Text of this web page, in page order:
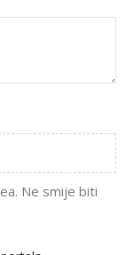
Ne smije biti